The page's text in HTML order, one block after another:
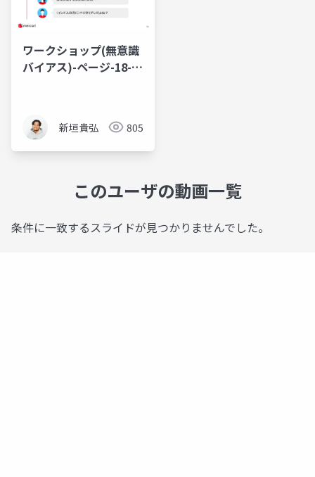
ワークショップ(無意識
バイアス)-ページ-18-
新垣貴弘 805
このユーザの動画一覧
条件に一致するスライドが見つかりませんでした。